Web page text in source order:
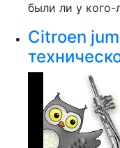
были ли у кого-
Citroen